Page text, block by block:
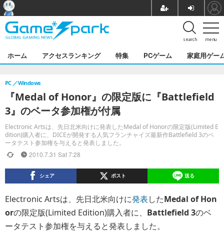
menu
search
ホーム アクセスランキング 特集 PCゲーム 家庭用ゲー
『Medal of Honor』の限定版に『Battlefield
3』のベータ参加権が付属
Electronic Artsは、先日北米向けに発表したMedal of Honorの限定版(Limited E
dition)購入者に、DICEが開発する人気フランチャイズ最新作Battlefield 3のベ
ータテスト参加権を与えると発表しました。
PC Windows
2010.7.31 Sat 7:28
シェア ポスト 送る
Electronic Artsは、先日北米向けに発表したMedal of Hon
orの限定版(Limited Edition)購入者に、 Battlefield 3のベ
ータテスト参加権を与えると発表しました。